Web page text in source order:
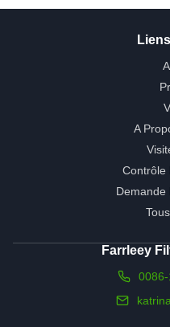
A
Contrôle
Demande
Farrleey